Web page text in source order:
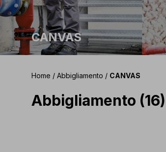
CANVAS
Home / Abbigliamento / CANVAS
Abbigliamento (16)